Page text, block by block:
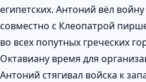
египетских. Антоний вёл
совместно с Клеопатрой
во всех попутных греческих
Октавиану время для
Антоний стягивал войска к